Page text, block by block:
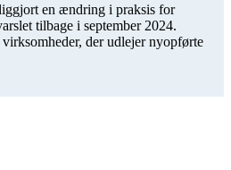
en ændring i praksis for
tilbage i september 2024.
der udlejer nyopførte